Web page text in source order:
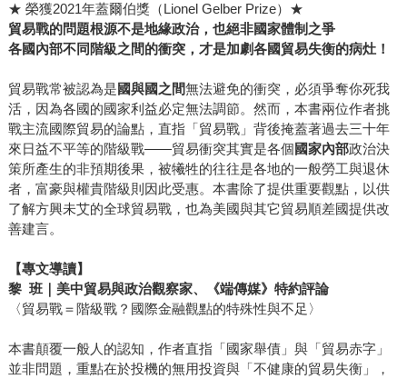
★ 榮獲2021年蓋爾伯獎（Lionel Gelber Prize）★
貿易戰的問題根源不是地緣政治，也絕非國家體制之爭
各國內部不同階級之間的衝突，才是加劇各國貿易失衡的病灶！
貿易戰常被認為是國與國之間無法避免的衝突，必須爭奪你死我
活，因為各國的國家利益必定無法調節。然而，本書兩位作者挑
戰主流國際貿易的論點，直指「貿易戰」背後掩蓋著過去三十年
來日益不平等的階級戰——貿易衝突其實是各個國家內部政治決
策所產生的非預期後果，被犧牲的往往是各地的一般勞工與退休
者，富豪與權貴階級則因此受惠。本書除了提供重要觀點，以供
了解方興未艾的全球貿易戰，也為美國與其它貿易順差國提供改
善建言。
【專文導讀】
黎 班｜美中貿易與政治觀察家、《端傳媒》特約評論
〈貿易戰＝階級戰？國際金融觀點的特殊性與不足〉
本書顛覆一般人的認知，作者直指「國家舉債」與「貿易赤字」
並非問題，重點在於投機的無用投資與「不健康的貿易失衡」，